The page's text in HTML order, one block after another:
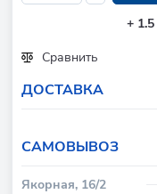
+ 1.5
Сравнить
ДОСТАВКА
CАМОВЫВОЗ
Якорная, 16/2